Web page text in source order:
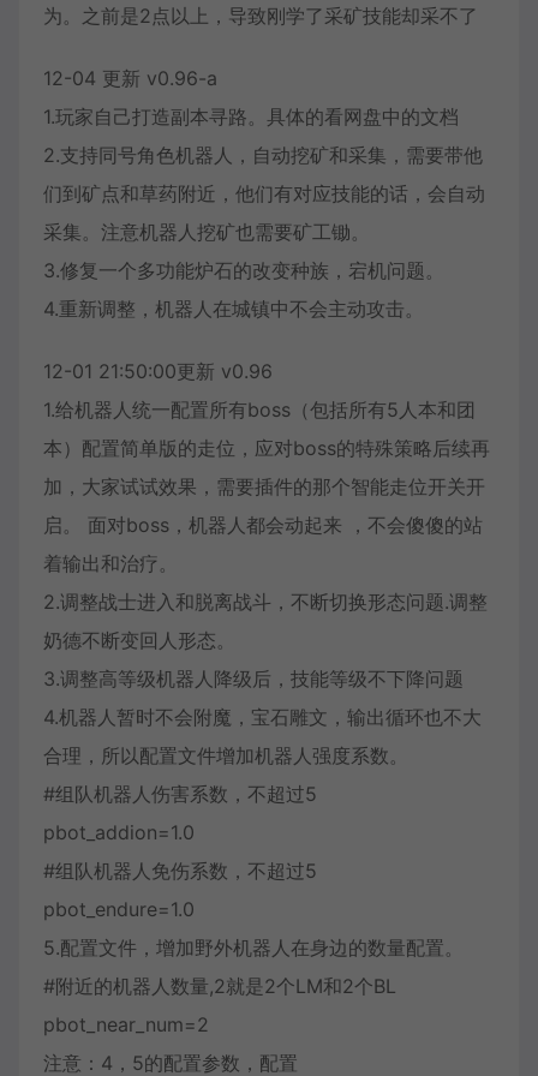
为。之前是2点以上，导致刚学了采矿技能却采不了
12-04 更新 v0.96-a
1.玩家自己打造副本寻路。具体的看网盘中的文档
2.支持同号角色机器人，自动挖矿和采集，需要带他
们到矿点和草药附近，他们有对应技能的话，会自动
采集。注意机器人挖矿也需要矿工锄。
3.修复一个多功能炉石的改变种族，宕机问题。
4.重新调整，机器人在城镇中不会主动攻击。
12-01 21:50:00更新 v0.96
1.给机器人统一配置所有boss（包括所有5人本和团
本）配置简单版的走位，应对boss的特殊策略后续再
加，大家试试效果，需要插件的那个智能走位开关开
启。 面对boss，机器人都会动起来 ，不会傻傻的站
着输出和治疗。
2.调整战士进入和脱离战斗，不断切换形态问题.调整
奶德不断变回人形态。
3.调整高等级机器人降级后，技能等级不下降问题
4.机器人暂时不会附魔，宝石雕文，输出循环也不大
合理，所以配置文件增加机器人强度系数。
#组队机器人伤害系数，不超过5
pbot_addion=1.0
#组队机器人免伤系数，不超过5
pbot_endure=1.0
5.配置文件，增加野外机器人在身边的数量配置。
#附近的机器人数量,2就是2个LM和2个BL
pbot_near_num=2
注意：4，5的配置参数，配置